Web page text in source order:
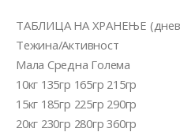
ТАБЛИЦА НА ХРАНЕЊЕ
Тежина/Активност
Мала Средна Голема
10кг 135гр 165гр 215гр
15кг 185гр 225гр 290гр
20кг 230гр 280гр 360гр